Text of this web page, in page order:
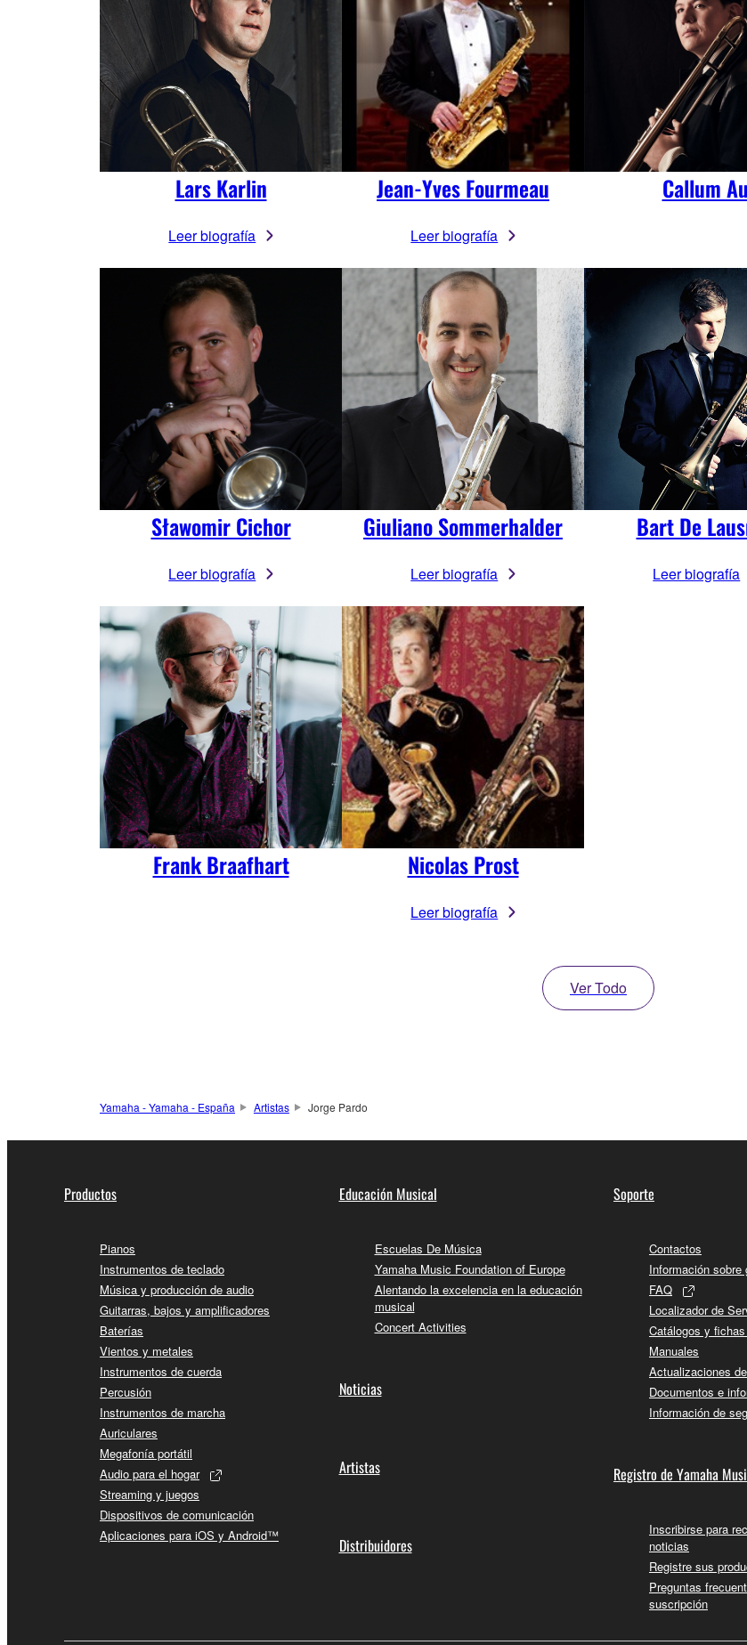
Lars Karlin
Leer biografía
Jean-Yves Fourmeau
Leer biografía
Callum Au
Sławomir Cichor
Leer biografía
Giuliano Sommerhalder
Leer biografía
Bart De
Leer biografía
Frank Braafhart Nicolas Prost
Leer biografía
Ver Todo
Yamaha - Yamaha - España Artistas Jorge Pardo
Productos
Pianos
Instrumentos de teclado
Música y producción de audio
Guitarras, bajos y amplificadores
Baterías
Vientos y metales
Instrumentos de cuerda
Percusión
Instrumentos de marcha
Auriculares
Megafonía portátil
Audio para el hogar
Streaming y juegos
Dispositivos de comunicación
Aplicaciones para iOS y Android™
Educación Musical
Escuelas De Música
Yamaha Music Foundation of Europe
Alentando la excelencia en la educación
musical
Concert Activities
Noticias
Artistas
Distribuidores
Soporte
Contactos
Información sobre
FAQ
Localizador de
Catálogos y
Manuales
Actualizaciones
Documentos e
Información de
Registro de Yamaha
Inscribirse para
noticias
Registre sus
Preguntas
suscripción